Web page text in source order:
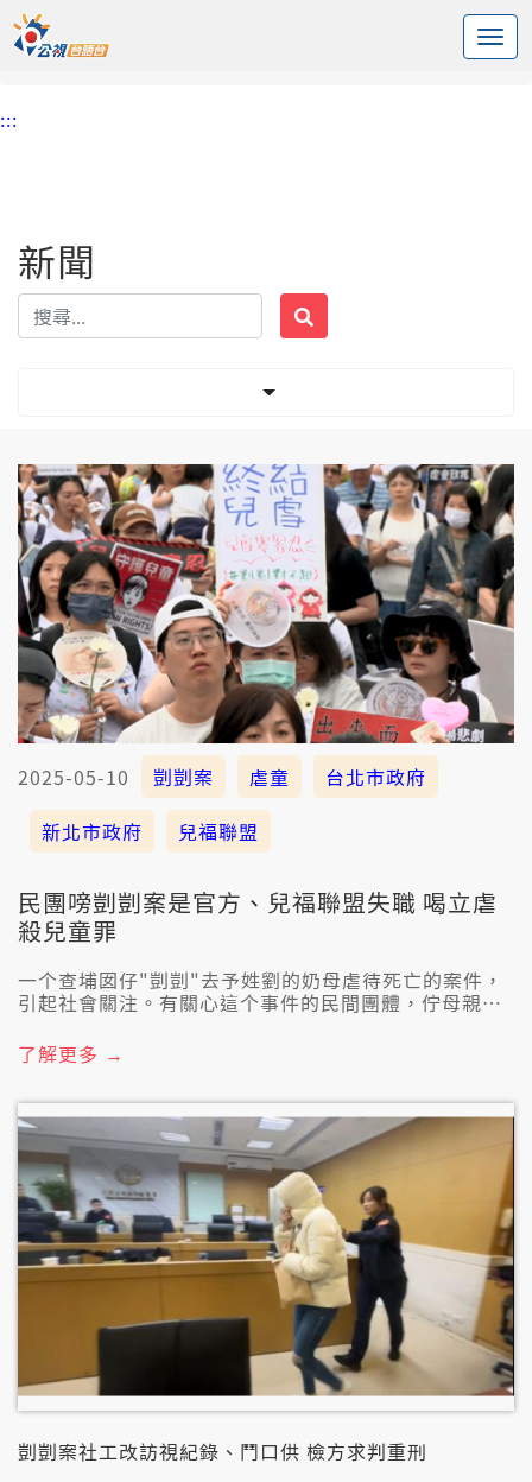
中央內容區塊
頭頁
:::
新聞
2025-05-10 剴剴案 虐童
台北市政府
新北市政府
兒福聯盟
民團嗙剴剴案是官方、兒福聯盟失職 喝立虐
殺兒童罪
一个查埔囡仔"剴剴"去予姓劉的奶母虐待死亡的案件，
引起社會關注。有關心這个事件的民間團體，佇母親節
的連署書，譴責臺北、新北市政府、和兒福聯盟，嚴重
失職。民團提出六大訴求，包括要求成立兒少保護部、
再發生。
了解更多 →
剴剴案社工改訪視紀錄、鬥口供 檢方求判重刑